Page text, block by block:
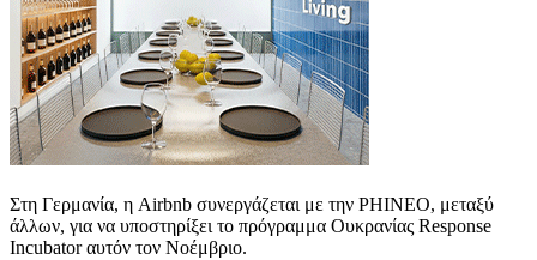
Στη Γερμανία, η Airbnb συνεργάζεται με την PHINEO, μεταξύ
άλλων, για να υποστηρίξει το πρόγραμμα Ουκρανίας Response
Incubator αυτόν τον Νοέμβριο.